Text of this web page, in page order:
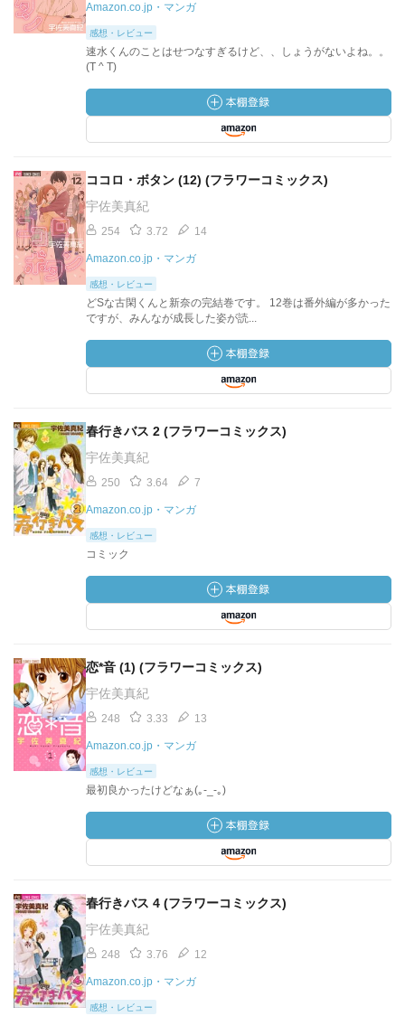
Amazon.co.jp・マンガ
感想・レビュー
速水くんのことはせつなすぎるけど、、しょうがないよね。。
(T ^ T)
ココロ・ボタン (12) (フラワーコミックス)
宇佐美真紀
254 3.72 14
Amazon.co.jp・マンガ
感想・レビュー
どSな古閑くんと新奈の完結巻です。 12巻は番外編が多かった
ですが、みんなが成長した姿が読...
春行きバス 2 (フラワーコミックス)
宇佐美真紀
250 3.64 7
Amazon.co.jp・マンガ
感想・レビュー
コミック
恋*音 (1) (フラワーコミックス)
宇佐美真紀
248 3.33 13
Amazon.co.jp・マンガ
感想・レビュー
最初良かったけどなぁ(｡-_-｡)
春行きバス 4 (フラワーコミックス)
宇佐美真紀
248 3.76 12
Amazon.co.jp・マンガ
感想・レビュー